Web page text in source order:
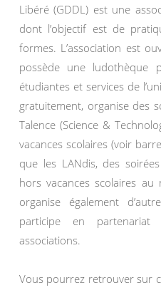
Libéré (GDDL) est une
dont l’objectif est de
formes. L’association est
possède une ludothèque
étudiantes et services de
gratuitement, organise des
Talence (Science &
vacances scolaires (voir
que les LANdis, des
hors vacances scolaires au
organise également
participe en partenariat
associations.
Vous pourrez retrouver sur